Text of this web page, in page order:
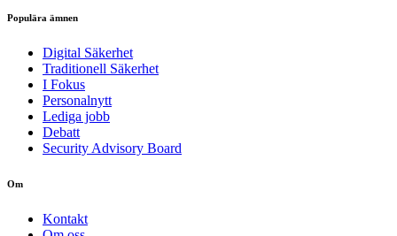
Populära ämnen
Digital Säkerhet
Traditionell Säkerhet
I Fokus
Personalnytt
Lediga jobb
Debatt
Security Advisory Board
Om
Kontakt